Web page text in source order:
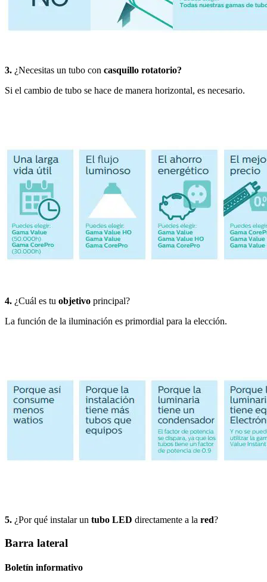
3. ¿Necesitas un tubo con casquillo rotatorio?
Si el cambio de tubo se hace de manera horizontal, es necesario.
4. ¿Cuál es tu objetivo principal?
La función de la iluminación es primordial para la elección.
5. ¿Por qué instalar un tubo LED directamente a la red?
Barra lateral
Boletín informativo